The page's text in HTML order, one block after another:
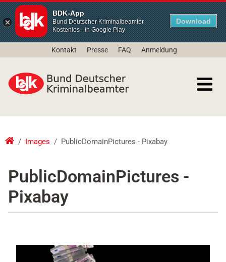
BDK-App
Bund Deutscher Kriminalbeamter
Kostenlos - in Google Play
Download
Kontakt Presse FAQ Anmeldung
Images PublicDomainPictures - Pixabay
PublicDomainPictures -
Pixabay